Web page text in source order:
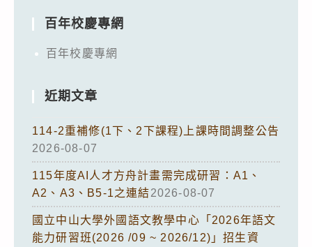
百年校慶專網
百年校慶專網
近期文章
114-2重補修(1下、2下課程)上課時間調整公告
2026-08-07
115年度AI人才方舟計畫需完成研習：A1、
A2、A3、B5-1之連結2026-08-07
國立中山大學外國語文教學中心「2026年語文
能力研習班(2026 /09 ~ 2026/12)」招生資